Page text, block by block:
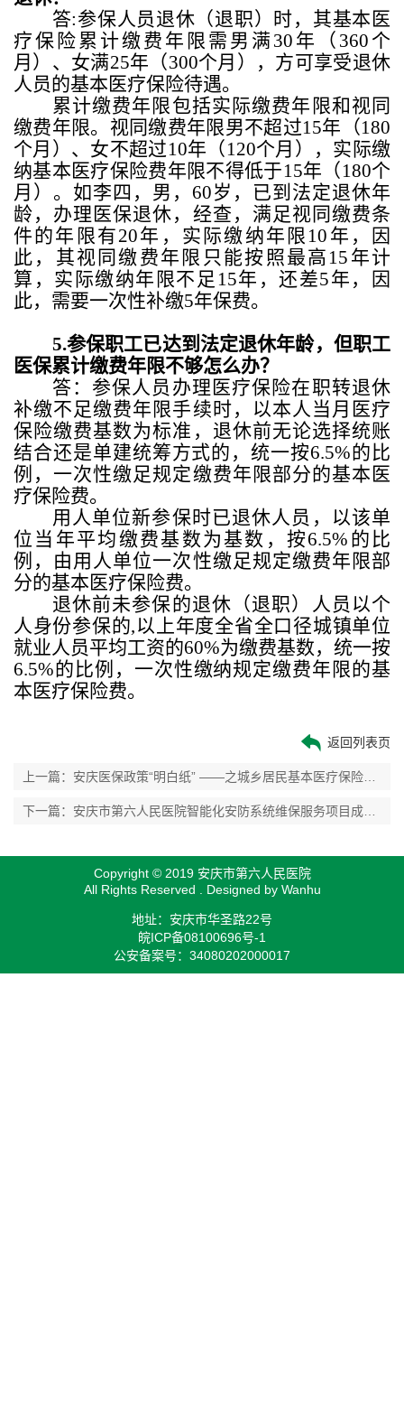
答:参保人员退休（退职）时，其基本医
疗保险累计缴费年限需男满 30 年（ 360 个
月）、女满25年（300个月），方可享受退休
人员的基本医疗保险待遇。
累计缴费年限包括实际缴费年限和视同
缴费年限。视同缴费年限男不超过15年（180
个月）、女不超过10年（ 120个月），实际缴
纳基本医疗保险费年限不得低于15年（ 180个
月）。如李四，男， 60岁，已到法定退休年
龄，办理医保退休，经查，满足视同缴费条
件的年限有20年，实际缴纳年限 10 年，因
此，其视同缴费年限只能按照最高 15 年计
算，实际缴纳年限不足 15年，还差5年，因
此，需要一次性补缴5年保费。
5.参保职工已达到法定退休年龄，但职工
医保累计缴费年限不够怎么办？
答：参保人员办理医疗保险在职转退休
补缴不足缴费年限手续时，以本人当月医疗
保险缴费基数为标准，退休前无论选择统账
结合还是单建统筹方式的，统一按6.5%的比
例，一次性缴足规定缴费年限部分的基本医
疗保险费。
用人单位新参保时已退休人员，以该单
位当年平均缴费基数为基数，按6.5% 的比
例，由用人单位一次性缴足规定缴费年限部
分的基本医疗保险费。
退休前未参保的退休（退职）人员以个
人身份参保的,以上年度全省全口径城镇单位
就业人员平均工资的60%为缴费基数，统一按
6.5%的比例，一次性缴纳规定缴费年限的基
本医疗保险费。
返回列表页
Copyright © 2019 安庆市第六人民医院
All Rights Reserved . Designed by Wanhu
地址：安庆市华圣路22号
皖ICP备08100696号-1
公安备案号：34080202000017